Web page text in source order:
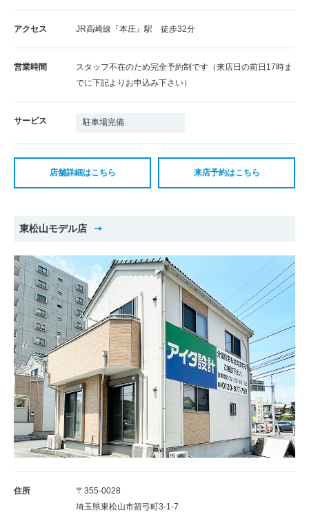
アクセス JR高崎線『本庄』駅 徒歩32分
営業時間
スタッフ不在のため完全予約制です（来店日の前日17時ま
でに下記よりお申込み下さい）
サービス 駐車場完備
店舗詳細はこちら 来店予約はこちら
東松山モデル店
住所
〒355-0028
埼玉県東松山市箭弓町3-1-7